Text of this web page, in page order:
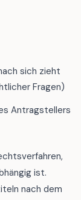
sich zieht
Fragen)
Antragstellers
ist.
nach dem